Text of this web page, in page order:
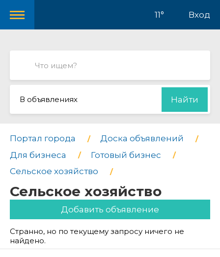
11° Вход
В объявлениях Найти
Портал города
Доска объявлений
Для бизнеса
Готовый бизнес
Сельское хозяйство
Сельское хозяйство
Добавить объявление
Странно, но по текущему запросу ничего не
найдено.